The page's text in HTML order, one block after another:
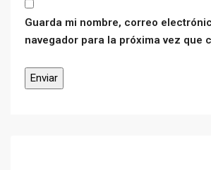
Guarda mi nombre, correo
navegador para la próxima vez que